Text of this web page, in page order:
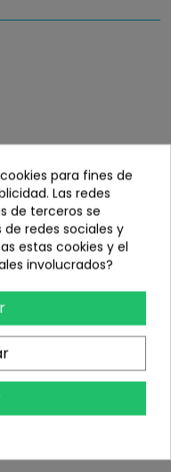
para fines de
Las redes
de terceros se
redes sociales y
estas cookies y el
involucrados?